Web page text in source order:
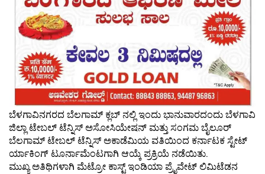
ಬೆಳಗಾವಿನಗರದ ಬೆಲಗಾಮ್ ಕ್ಲಬ್ ನಲ್ಲಿ ಇಂದು ಭಾನುವಾರದಂದು ಬೆಳಗಾವಿ
ಜಿಲ್ಲಾ ಟೇಬಲ್ ಟೆನ್ನಿಸ್ ಅಸೋಸಿಯೇಷನ್ ಮತ್ತು ಸಂಗಮ ಬೈಲೂರ್
ಬೆಲಗಾಮ್ ಟೇಬಲ್ ಟೆನ್ನಿಸ್ ಅಕಾಡೆಮಿಯ ವತಿಯಿಂದ ಕರ್ನಾಟಕ ಸ್ಟೇಟ್
ರ್ಯಾಕಿಂಗ್ ಟೂರ್ನಾಮೆಂಟಗಾಗಿ ಆಯ್ಕೆ ಪ್ರಕ್ರಿಯೆ ನಡೆಯಿತು.
ಮುಖ್ಯ ಅತಿಥಿಗಳಾಗಿ ಮೆಟ್ರೋ ಕಾಸ್ಟ್ ಇಂಡಿಯಾ ಪ್ರೈವೇಟ್ ಲಿಮಿಟೆಡನ